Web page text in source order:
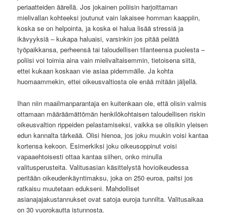
periaatteiden äärellä. Jos jokainen poliisin harjoittaman
mielivallan kohteeksi joutunut vain lakaisee homman kaappiin,
koska se on helpointa, ja koska ei halua lisää stressiä ja
ikävyyksiä – kukapa haluaisi, varsinkin jos pitää pelätä
työpaikkansa, perheensä tai taloudellisen tilanteensa puolesta –
poliisi voi toimia aina vain mielivaltaisemmin, tietoisena siitä,
ettei kukaan koskaan vie asiaa pidemmälle. Ja kohta
huomaammekin, ettei oikeusvaltiosta ole enää mitään jäljellä.
Ihan niin maailmanparantaja en kuitenkaan ole, että olisin valmis
ottamaan määräämättömän henkilökohtaisen taloudellisen riskin
oikeusvaltion rippeiden pelastamiseksi, vaikka se olisikin yleisen
edun kannalta tärkeää. Olisi hienoa, jos joku muukin voisi kantaa
kortensa kekoon. Esimerkiksi joku oikeusoppinut voisi
vapaaehtoisesti ottaa kantaa siihen, onko minulla
valitusperusteita. Valitusasian käsittelystä hovioikeudessa
peritään oikeudenkäyntimaksu, joka on 250 euroa, paitsi jos
ratkaisu muutetaan edukseni. Mahdolliset
asianajajakustannukset ovat satoja euroja tunnilta. Valitusaikaa
on 30 vuorokautta istunnosta.